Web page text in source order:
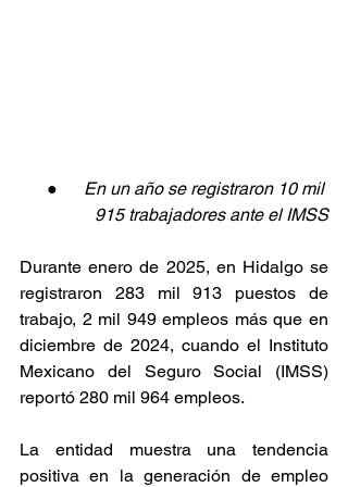
● En un año se registraron 10 mil
915 trabajadores ante el IMSS
Durante enero de 2025, en Hidalgo se
registraron 283 mil 913 puestos de
trabajo, 2 mil 949 empleos más que en
diciembre de 2024, cuando el Instituto
Mexicano del Seguro Social (IMSS)
reportó 280 mil 964 empleos.
La entidad muestra una tendencia
positiva en la generación de empleo